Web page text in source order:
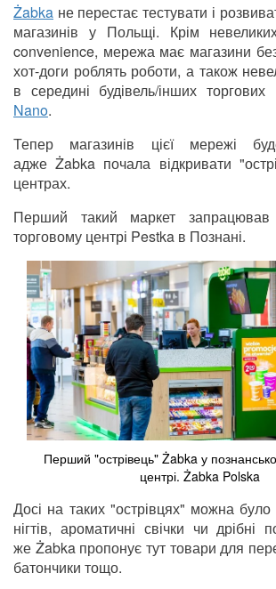
Żabka не перестає тестувати і
магазинів у Польщі. Крім
convenience, мережа має магазини
хот-доги роблять роботи, а також
в середині будівель/інших
Nano.
Тепер магазинів цієї мережі
адже Żabka почала відкривати
центрах.
Перший такий маркет
торговому центрі Pestka в Познані.
Перший "острівець" Żabka у
центрі. Żabka Polska
Досі на таких "острівцях" можна
нігтів, ароматичні свічки чи дрібні
же Żabka пропонує тут товари для
батончики тощо.